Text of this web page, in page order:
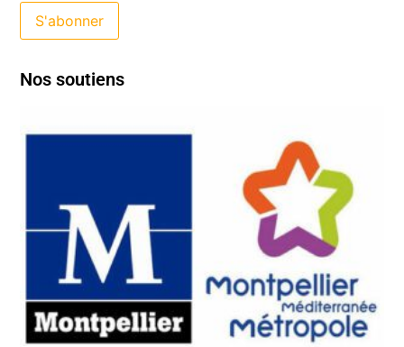
Nos soutiens